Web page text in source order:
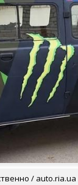
/ auto.ria.ua